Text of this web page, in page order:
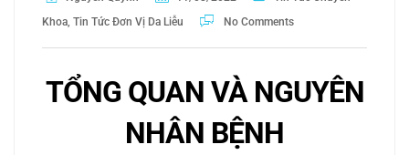
Khoa, Tin Tức Đơn Vị Da Liễu No Comments
TỔNG QUAN VÀ NGUYÊN
NHÂN BỆNH